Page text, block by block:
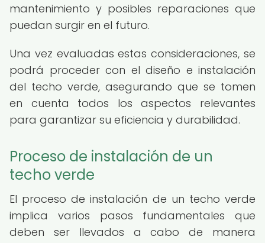
mantenimiento y posibles reparaciones que
puedan surgir en el futuro.
Una vez evaluadas estas consideraciones, se
podrá proceder con el diseño e instalación
del techo verde, asegurando que se tomen
en cuenta todos los aspectos relevantes
para garantizar su eficiencia y durabilidad.
Proceso de instalación de un
techo verde
El proceso de instalación de un techo verde
implica varios pasos fundamentales que
deben ser llevados a cabo de manera